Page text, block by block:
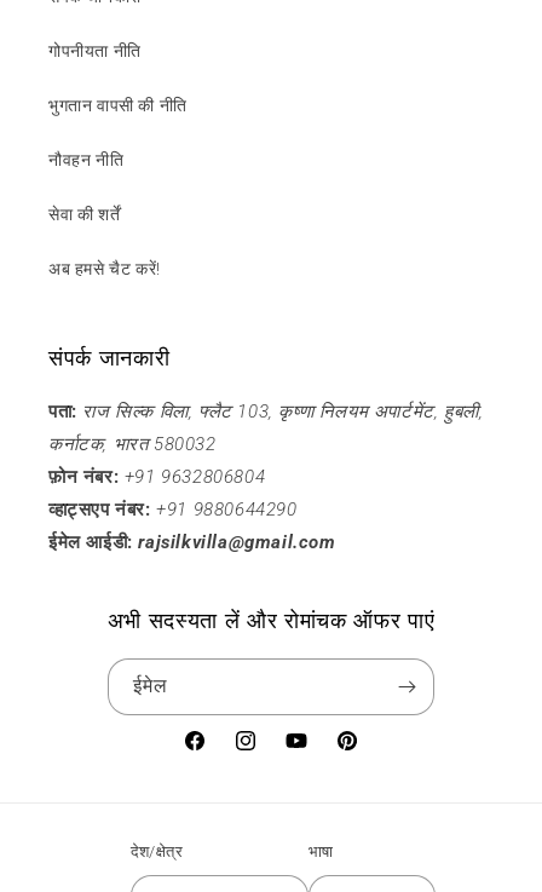
गोपनीयता नीति
भुगतान वापसी की नीति
नौवहन नीति
सेवा की शर्तें
अब हमसे चैट करें!
संपर्क जानकारी
पता: राज सिल्क विला, फ्लैट 103, कृष्णा निलयम अपार्टमेंट, हुबली,
कर्नाटक, भारत 580032
फ़ोन नंबर: +91 9632806804
व्हाट्सएप नंबर: +91 9880644290
ईमेल आईडी: rajsilkvilla@gmail.com
अभी सदस्यता लें और रोमांचक ऑफर पाएं
ईमेल
फेसबुक Instagram
यूट्यूब Pinterest
देश/क्षेत्र भाषा